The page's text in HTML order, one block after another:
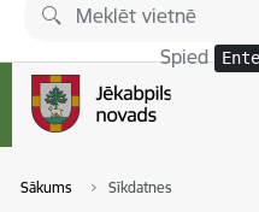
Pāriet uz lapas saturu
Spied
Sākums Sīkdatnes